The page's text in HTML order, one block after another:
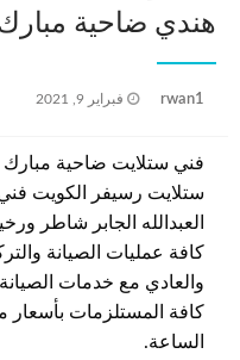
هندي ضاحية مبارك
rwan1
نُشر
فبراير 9, 2021
فني ستلايت ضاحية مبارك
ستلايت رسيفر الكويت
العبدالله الجابر شاطر
كافة عمليات الصيانة
والعادي مع خدمات الصيانة
كافة المستلزمات
الساعة.